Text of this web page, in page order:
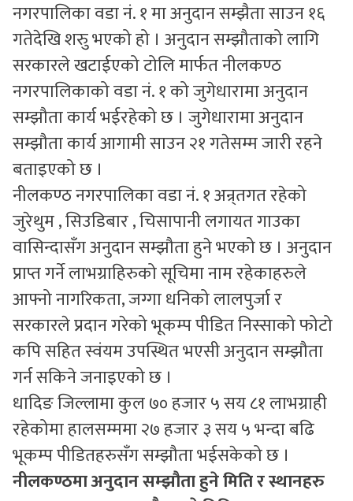
नगरपालिका वडा नं. १ मा अनुदान सम्झैता साउन १६
गतेदेखि शरुु भएको हो । अनुदान सम्झौताको लागि
सरकारले खटाईएको टोलि मार्फत नीलकण्ठ
नगरपालिकाको वडा नं. १ को जुगेधारामा अनुदान
सम्झौता कार्य भईरहेको छ । जुगेधारामा अनुदान
सम्झौता कार्य आगामी साउन २१ गतेसम्म जारी रहने
बताइएको छ ।
नीलकण्ठ नगरपालिका वडा नं. १ अन्र्तगत रहेको
जुरेथुम , सिउडिबार , चिसापानी लगायत गाउका
वासिन्दासँग अनुदान सम्झौता हुने भएको छ । अनुदान
प्राप्त गर्ने लाभग्राहिरुको सूचिमा नाम रहेकाहरुले
आफ्नो नागरिकता, जग्गा धनिको लालपुर्जा र
सरकारले प्रदान गरेको भूकम्प पीडित निस्साको फोटो
कपि सहित स्वंयम उपस्थित भएसी अनुदान सम्झौता
गर्न सकिने जनाइएको छ ।
धादिङ जिल्लामा कुल ७० हजार ५ सय ८१ लाभग्राही
रहेकोमा हालसम्ममा २७ हजार ३ सय ५ भन्दा बढि
भूकम्प पीडितहरुसँग सम्झौता भईसकेको छ ।
नीलकण्ठमा अनुदान सम्झौता हुने मिति र स्थानहरु